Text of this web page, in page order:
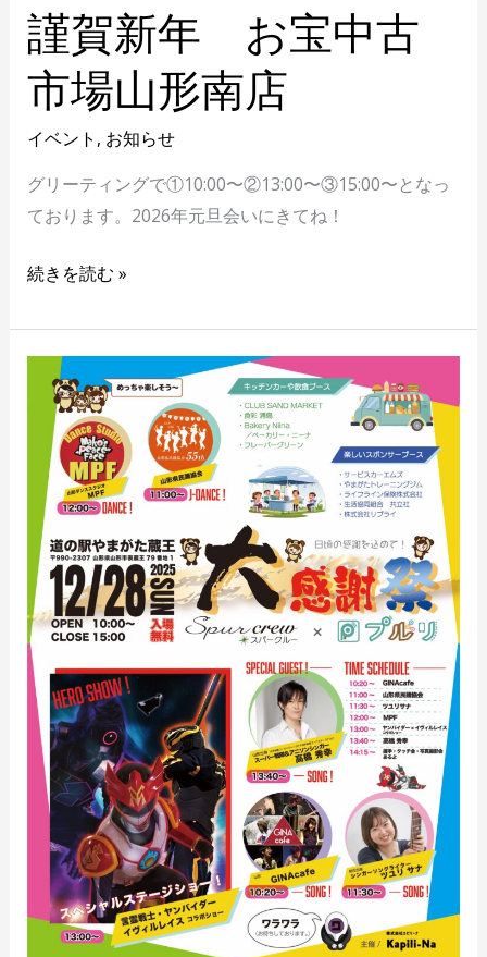
謹賀新年 お宝中古
市場山形南店
イベント , お知らせ
グリーティングで①10:00〜②13:00〜③15:00〜となっ
ております。2026年元旦会いにきてね！
続きを読む »
ー
プ
ル
リ
大
感
謝
祭！
12/28